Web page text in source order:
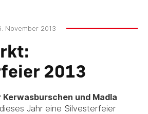
November 2013
2013
und Madla
Jahr eine Silvesterfeier